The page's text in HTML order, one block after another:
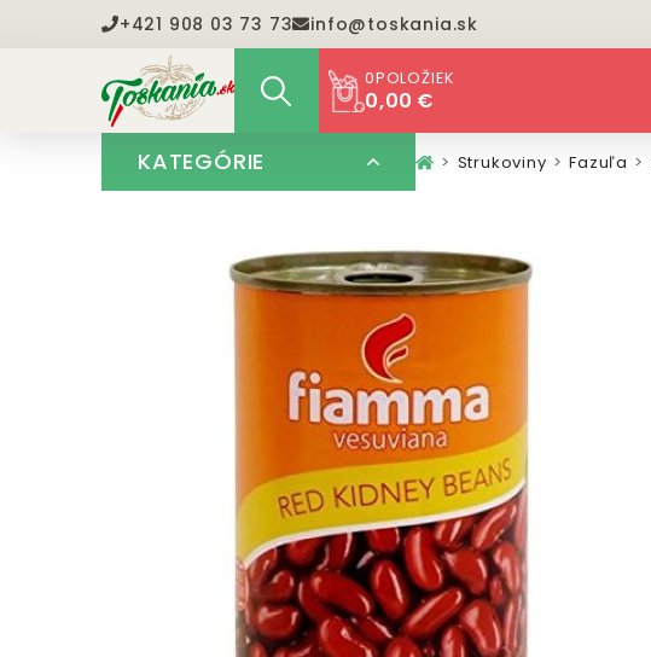
+421 908 03 73 73 info@toskania.sk
0POLOŽIEK
0,00 €
KATEGÓRIE Strukoviny Fazuľa